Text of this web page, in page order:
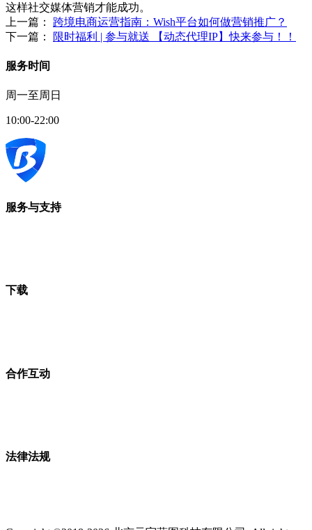
这样社交媒体营销才能成功。
上一篇： 跨境电商运营指南：Wish平台如何做营销推广？
下一篇：
限时福利 | 参与就送 【动态代理IP】快来参与！！
服务时间
周一至周日
10:00-22:00
服务与支持
下载
合作互动
法律法规